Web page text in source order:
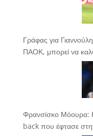
Γράφας για
ΠΑΟΚ, μπορεί να
Φρανσίσκο Μόουρα:
back που έφτασε